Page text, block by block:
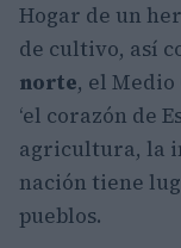
Hogar de un
de cultivo, así
norte, el Medio
‘el corazón de
agricultura, la
nación tiene
pueblos.